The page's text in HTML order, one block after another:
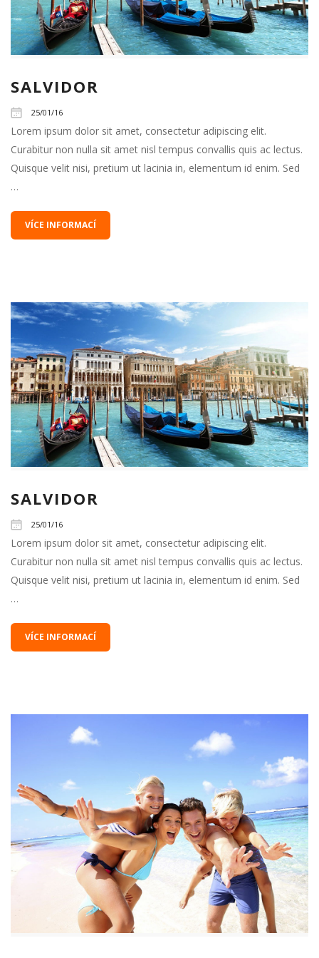
SALVIDOR
25/01/16
Lorem ipsum dolor sit amet, consectetur adipiscing elit.
Curabitur non nulla sit amet nisl tempus convallis quis ac lectus.
Quisque velit nisi, pretium ut lacinia in, elementum id enim. Sed
…
VÍCE INFORMACÍ
SALVIDOR
25/01/16
Lorem ipsum dolor sit amet, consectetur adipiscing elit.
Curabitur non nulla sit amet nisl tempus convallis quis ac lectus.
Quisque velit nisi, pretium ut lacinia in, elementum id enim. Sed
…
VÍCE INFORMACÍ